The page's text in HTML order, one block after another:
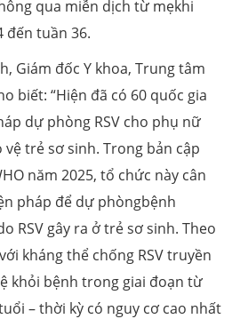
qua miễn dịch từ mẹkhi
đến tuần 36.
Giám đốc Y khoa, Trung tâm
biết: “Hiện đã có 60 quốc gia
dự phòng RSV cho phụ nữ
trẻ sơ sinh. Trong bản cập
năm 2025, tổ chức này cân
pháp để dự phòngbệnh
RSV gây ra ở trẻ sơ sinh. Theo
kháng thể chống RSV truyền
khỏi bệnh trong giai đoạn từ
– thời kỳ có nguy cơ cao nhất